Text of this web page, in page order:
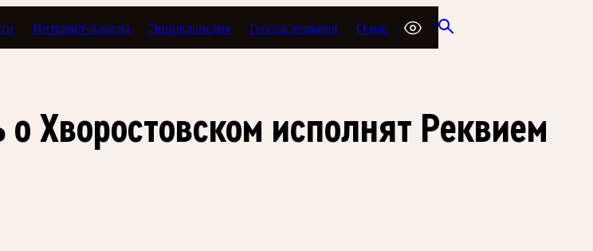
Интернет-каналы Энциклопедия Города вещания О нас
Хворостовском исполнят Реквием